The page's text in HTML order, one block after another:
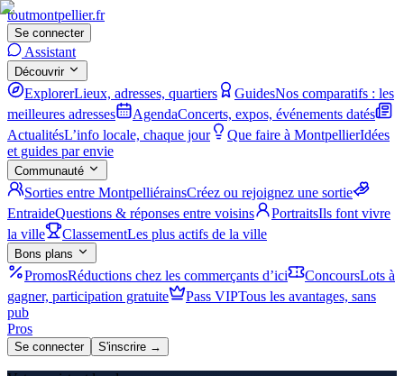
toutmontpellier.fr
Se connecter
Assistant
Découvrir
ExplorerLieux, adresses, quartiers GuidesNos comparatifs : les
meilleures adresses
AgendaConcerts, expos, événements datés
ActualitésL’info locale, chaque jour Que faire à MontpellierIdées
et guides par envie
Communauté
Sorties entre MontpelliérainsCréez ou rejoignez une sortie
EntraideQuestions & réponses entre voisins PortraitsIls font vivre
la ville
ClassementLes plus actifs de la ville
Bons plans
PromosRéductions chez les commerçants d’ici ConcoursLots à
gagner, participation gratuite
Pass VIPTous les avantages, sans
pub
Pros
Se connecter S'inscrire →